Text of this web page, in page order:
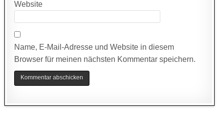
Website
Name, E-Mail-Adresse und Website in diesem
Browser für meinen nächsten Kommentar speichern.